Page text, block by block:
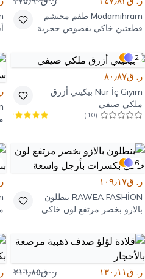
Modamihram طقم محتشم
قطعتين خاكي بفصوص حجرية
2
ر. ق٨٠٫٨٧
Nur İç Giyim بيكيني أزرق
ملكي صيفي
(
10
)
6
ر. ق١٠٩٫١٧
RAWEA FASHİON بنطلون
بالازو بخصر مرتفع لون خاكي
ر. ق١٣٠٫١١ ر. ق٢١٦٫٨٥